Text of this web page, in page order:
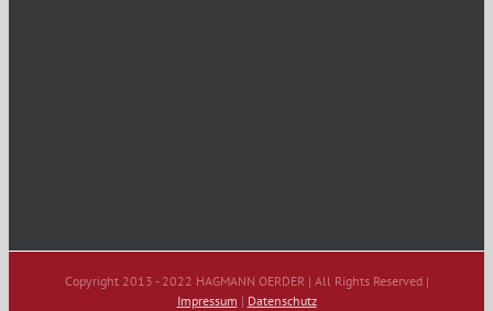
Copyright 2013 - 2022 HAGMANN OERDER | All Rights Reserved |
Impressum | Datenschutz